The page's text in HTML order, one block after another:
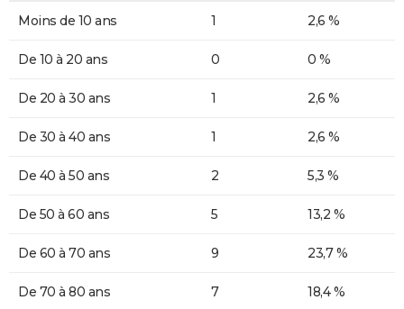
Moins de 10 ans 1 2,6 %
De 10 à 20 ans 0 0 %
De 20 à 30 ans 1 2,6 %
De 30 à 40 ans 1 2,6 %
De 40 à 50 ans 2 5,3 %
De 50 à 60 ans 5 13,2 %
De 60 à 70 ans 9 23,7 %
De 70 à 80 ans 7 18,4 %